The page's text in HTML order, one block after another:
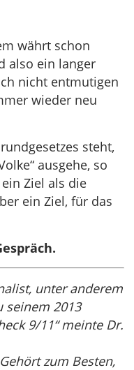
währt schon
also ein langer
nicht entmutigen
wieder neu
steht,
ausgehe, so
Ziel als die
ein Ziel, für das
unter anderem
seinem 2013
9/11“ meinte Dr.
zum Besten,